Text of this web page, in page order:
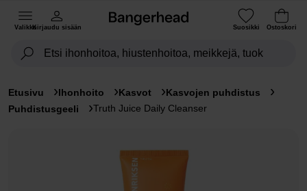
ValikkoKirjaudu sisään Suosikki Ostoskori
Etusivu Ihonhoito Kasvot
Kasvojen puhdistus
Puhdistusgeeli
Truth Juice Daily Cleanser